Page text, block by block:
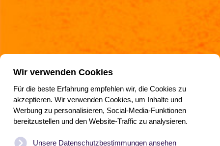
Wir verwenden Cookies
Für die beste Erfahrung empfehlen wir, die Cookies zu
akzeptieren. Wir verwenden Cookies, um Inhalte und
Werbung zu personalisieren, Social-Media-Funktionen
bereitzustellen und den Website-Traffic zu analysieren.
Unsere Datenschutzbestimmungen ansehen
Folgen Sie uns